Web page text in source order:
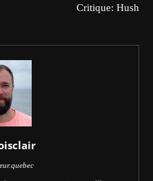
Critique: Hush